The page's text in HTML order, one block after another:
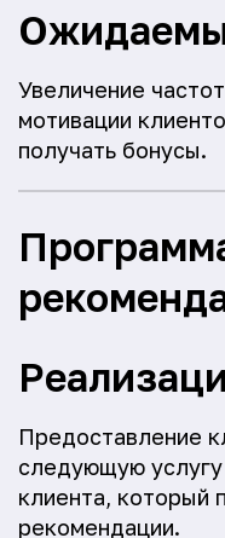
Увеличение
мотивации
получать бонусы.
Предоставление
следующую
клиента, который
рекомендации.